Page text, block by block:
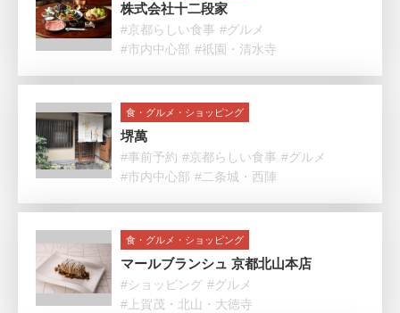
株式会社十二段家
#京都らしい食事 #グルメ
#市内中心部 #祇園・清水寺
食・グルメ・ショッピング
堺萬
#事前予約 #京都らしい食事 #グルメ
#市内中心部 #二条城・西陣
食・グルメ・ショッピング
マールブランシュ 京都北山本店
#ショッピング #グルメ
#上賀茂・北山・大徳寺